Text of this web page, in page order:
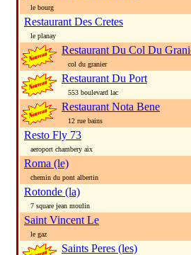
le bourg
Restaurant Des Cretes
le planay
Restaurant Du Col Du
col du granier
Restaurant Du Port
553 boulevard lac
Restaurant Nota Bene
12 rue bains
Resto Fly 73
aeroport chambery aix
Roma (le)
chemin du pont albertin
Rotonde (la)
7 square jean moulin
Saint Vincent Le
le gaz
Saints Peres (les)